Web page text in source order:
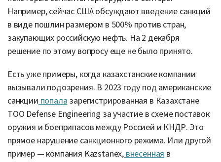
Например, сейчас США обсуждают введение санкций
в виде пошлин размером в 500% против стран,
закупающих российскую нефть. На 2 декабря
решение по этому вопросу еще не было принято.
Есть уже примеры, когда казахстанские компании
вызывали подозрения. В 2023 году под американские
санкции попала зарегистрированная в Казахстане
ТОО Defense Engineering за участие в схеме поставок
оружия и боеприпасов между Россией и КНДР. Это
прямое нарушение санкционного режима. Или другой
пример — компания Kazstanex,внесенная в